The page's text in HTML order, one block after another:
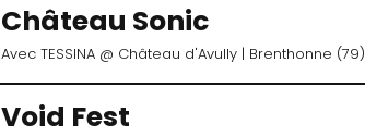
Château Sonic
Avec TESSINA @ Château d'Avully | Brenthonne (79)
Void Fest